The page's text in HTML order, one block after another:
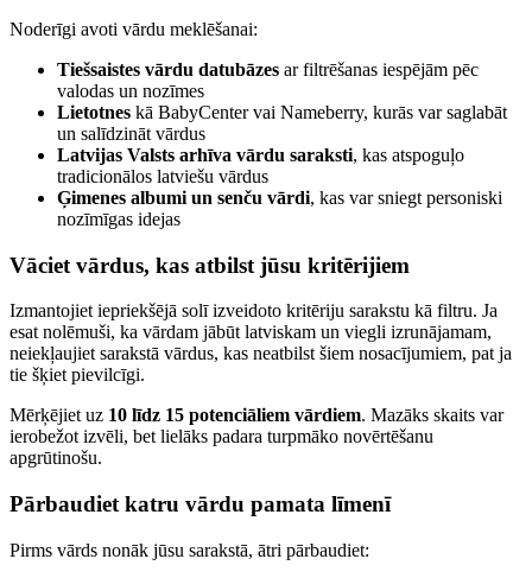
Noderīgi avoti vārdu meklēšanai:
Tiešsaistes vārdu datubāzes ar filtrēšanas iespējām pēc
valodas un nozīmes
Lietotnes kā BabyCenter vai Nameberry, kurās var saglabāt
un salīdzināt vārdus
Latvijas Valsts arhīva vārdu saraksti, kas atspoguļo
tradicionālos latviešu vārdus
Ģimenes albumi un senču vārdi, kas var sniegt personiski
nozīmīgas idejas
Vāciet vārdus, kas atbilst jūsu kritērijiem
Izmantojiet iepriekšējā solī izveidoto kritēriju sarakstu kā filtru. Ja
esat nolēmuši, ka vārdam jābūt latviskam un viegli izrunājamam,
neiekļaujiet sarakstā vārdus, kas neatbilst šiem nosacījumiem, pat ja
tie šķiet pievilcīgi.
Mērķējiet uz 10 līdz 15 potenciāliem vārdiem. Mazāks skaits var
ierobežot izvēli, bet lielāks padara turpmāko novērtēšanu
apgrūtinošu.
Pārbaudiet katru vārdu pamata līmenī
Pirms vārds nonāk jūsu sarakstā, ātri pārbaudiet: